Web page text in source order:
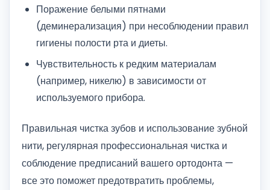
Поражение белыми пятнами
(деминерализация) при несоблюдении правил
гигиены полости рта и диеты.
Чувствительность к редким материалам
(например, никелю) в зависимости от
используемого прибора.
Правильная чистка зубов и использование зубной
нити, регулярная профессиональная чистка и
соблюдение предписаний вашего ортодонта —
все это поможет предотвратить проблемы,